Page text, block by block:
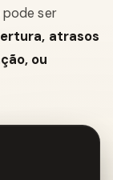
pode ser
atrasos
ou